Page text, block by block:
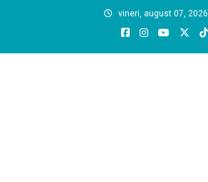
vineri, august 07, 2026